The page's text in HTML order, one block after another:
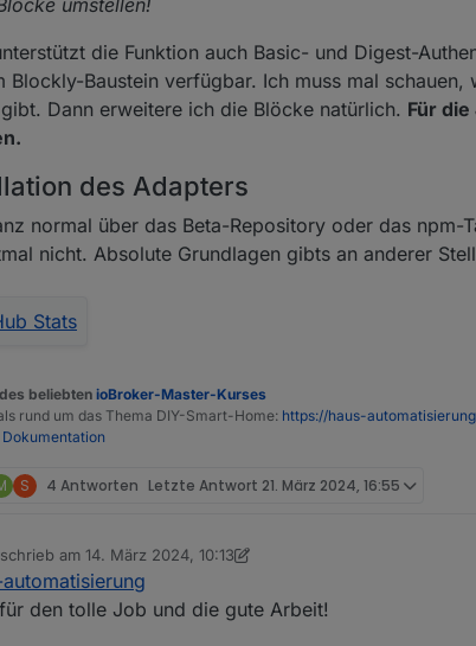
umstellen!
die Funktion auch Basic- und Digest-
Blockly-Baustein verfügbar. Ich muss mal
Dann erweitere ich die Blöcke natürlich. Für
des Adapters
normal über das Beta-Repository oder das
nicht. Absolute Grundlagen gibts an anderer
des beliebten ioBroker-Master-Kurses
rund um das Thema DIY-Smart-Home: https://haus-
Dokumentation
S 4 Antworten Letzte Antwort 21. März 2024, 16:55
schrieb am 14. März 2024, 10:13
zuletzt editiert von DoubleD
den tolle Job und die gute Arbeit!